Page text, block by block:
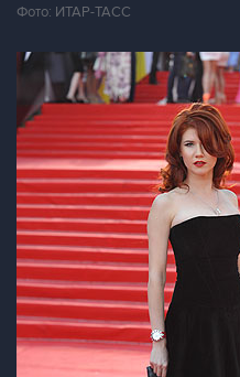
Фото: ИТАР-ТАСС